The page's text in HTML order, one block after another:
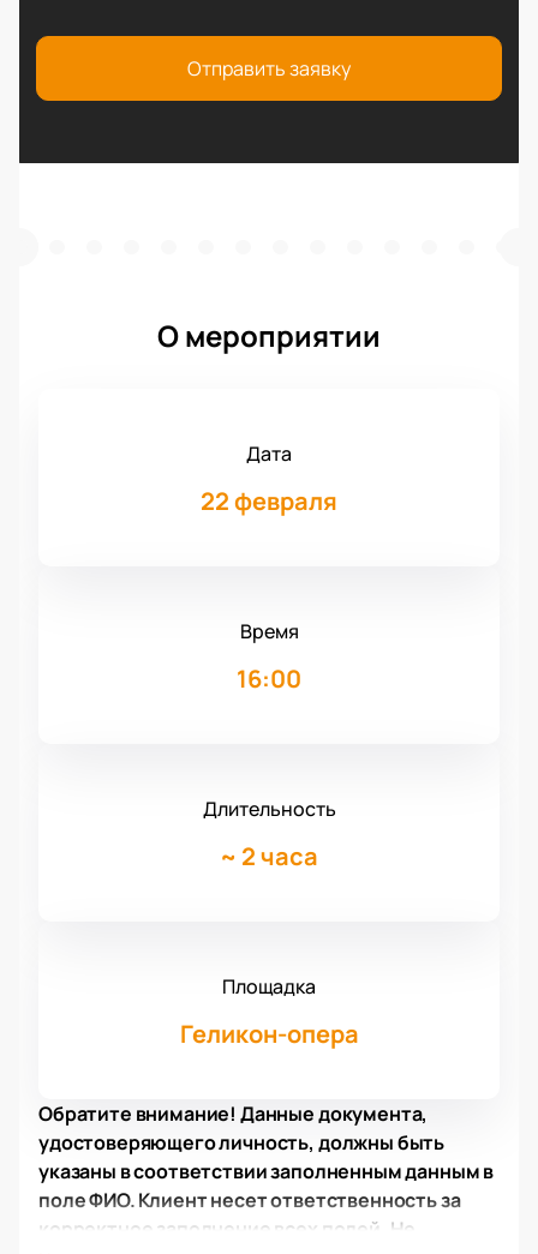
Отправить заявку
О мероприятии
Дата
22 февраля
Время
16:00
Длительность
~ 2 часа
Площадка
Геликон-опера
Обратите внимание! Данные документа,
удостоверяющего личность, должны быть
указаны в соответствии заполненным данным в
поле ФИО. Клиент несет ответственность за
корректное заполнение всех полей. Не